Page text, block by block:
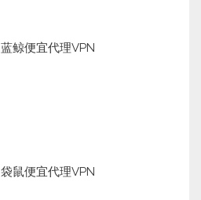
蓝鲸便宜代理VPN
袋鼠便宜代理VPN